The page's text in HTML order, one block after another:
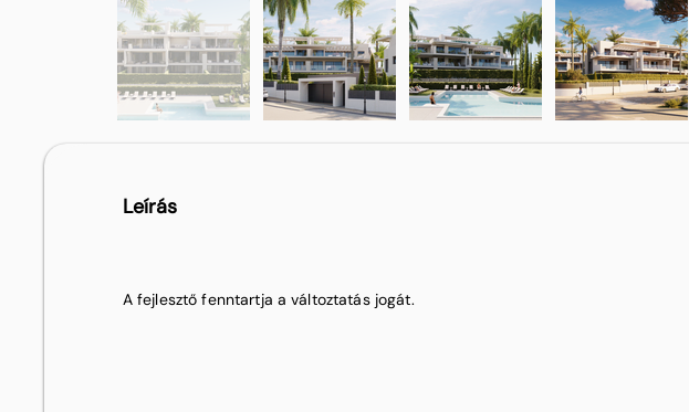
Leírás
A fejlesztő fenntartja a változtatás jogát.